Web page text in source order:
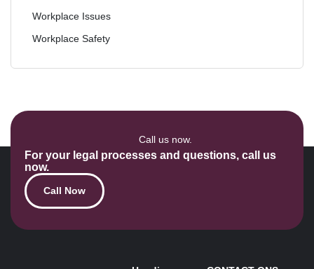
Workplace Issues
Workplace Safety
Call us now.
For your legal processes and questions, call us
now.
Call Now